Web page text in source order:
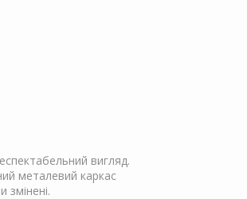
вигляд.
металевий каркас